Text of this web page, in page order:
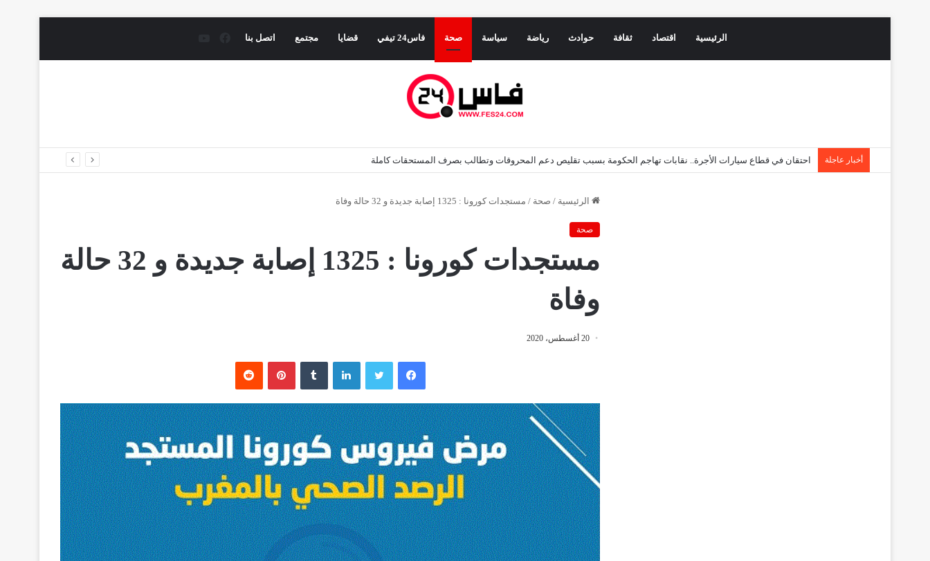
الرئيسية اقتصاد ثقافة حوادث رياضة سياسة صحة فاس24 تيفي قضايا مجتمع اتصل بنا
أخبار عاجلة دعوات جديدة على مواقع التواصل تثير اليقظة الأمنية قرب سبتة.. والسلطات المغربية تواصل مراقبة الوضع ميدانياً
الرئيسية / صحة / مستجدات كورونا : 1325 إصابة جديدة و 32 حالة وفاة
صحة
مستجدات كورونا : 1325 إصابة جديدة و 32 حالة
وفاة
20 أغسطس، 2020
فيسبوك تويتر لينكدإن بينتيريست